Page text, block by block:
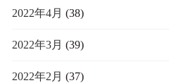
2022年4月 (38)
2022年3月 (39)
2022年2月 (37)